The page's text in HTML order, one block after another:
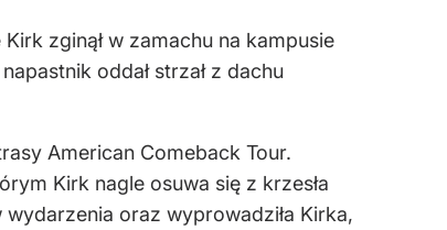
zginął w zamachu na kampusie
oddał strzał z dachu
American Comeback Tour.
Kirk nagle osuwa się z krzesła
oraz wyprowadziła Kirka,